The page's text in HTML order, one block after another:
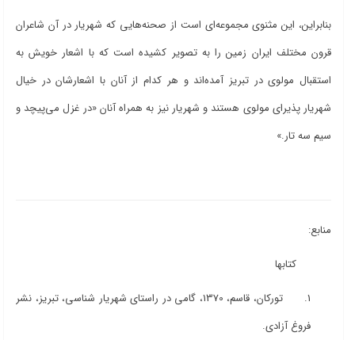
بنابراین، این مثنوی مجموعه‌ای است از صحنه‌هایی که شهریار در آن شاعران
قرون مختلف ایران زمین را به تصویر کشیده است که با اشعار خویش به
استقبال مولوی در تبریز آمده‌اند و هر کدام از آنان با اشعارشان در خیال
شهریار پذیرای مولوی هستند و شهریار نیز به همراه آنان «در غزل می‌پیچد و
سیم سه تار.»
منابع:
کتابها
1. تورکان، قاسم، 1370، گامی در راستای شهریار شناسی، تبریز، نشر
فروغ آزادی.